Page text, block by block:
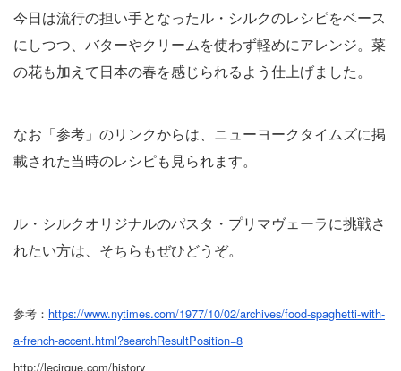
今日は流行の担い手となったル・シルクのレシピをベース
にしつつ、バターやクリームを使わず軽めにアレンジ。菜
の花も加えて日本の春を感じられるよう仕上げました。
なお「参考」のリンクからは、ニューヨークタイムズに掲
載された当時のレシピも見られます。
ル・シルクオリジナルのパスタ・プリマヴェーラに挑戦さ
れたい方は、そちらもぜひどうぞ。
参考： https://www.nytimes.com/1977/10/02/archives/food-spaghetti-with-
a-french-accent.html?searchResultPosition=8
http://lecirque.com/history